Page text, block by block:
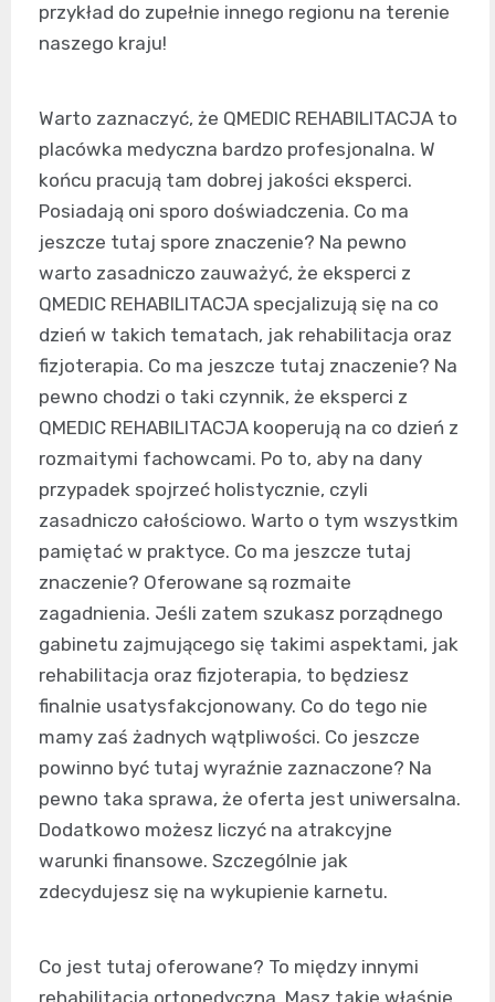
przykład do zupełnie innego regionu na terenie
naszego kraju!
Warto zaznaczyć, że QMEDIC REHABILITACJA to
placówka medyczna bardzo profesjonalna. W
końcu pracują tam dobrej jakości eksperci.
Posiadają oni sporo doświadczenia. Co ma
jeszcze tutaj spore znaczenie? Na pewno
warto zasadniczo zauważyć, że eksperci z
QMEDIC REHABILITACJA specjalizują się na co
dzień w takich tematach, jak rehabilitacja oraz
fizjoterapia. Co ma jeszcze tutaj znaczenie? Na
pewno chodzi o taki czynnik, że eksperci z
QMEDIC REHABILITACJA kooperują na co dzień z
rozmaitymi fachowcami. Po to, aby na dany
przypadek spojrzeć holistycznie, czyli
zasadniczo całościowo. Warto o tym wszystkim
pamiętać w praktyce. Co ma jeszcze tutaj
znaczenie? Oferowane są rozmaite
zagadnienia. Jeśli zatem szukasz porządnego
gabinetu zajmującego się takimi aspektami, jak
rehabilitacja oraz fizjoterapia, to będziesz
finalnie usatysfakcjonowany. Co do tego nie
mamy zaś żadnych wątpliwości. Co jeszcze
powinno być tutaj wyraźnie zaznaczone? Na
pewno taka sprawa, że oferta jest uniwersalna.
Dodatkowo możesz liczyć na atrakcyjne
warunki finansowe. Szczególnie jak
zdecydujesz się na wykupienie karnetu.
Co jest tutaj oferowane? To między innymi